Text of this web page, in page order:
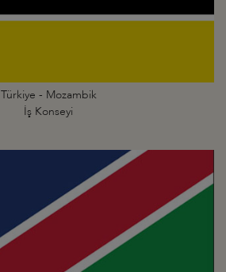
Türkiye - Mozambik
İş Konseyi